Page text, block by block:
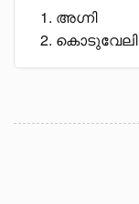
അഗ്നി
കൊടുവേലി